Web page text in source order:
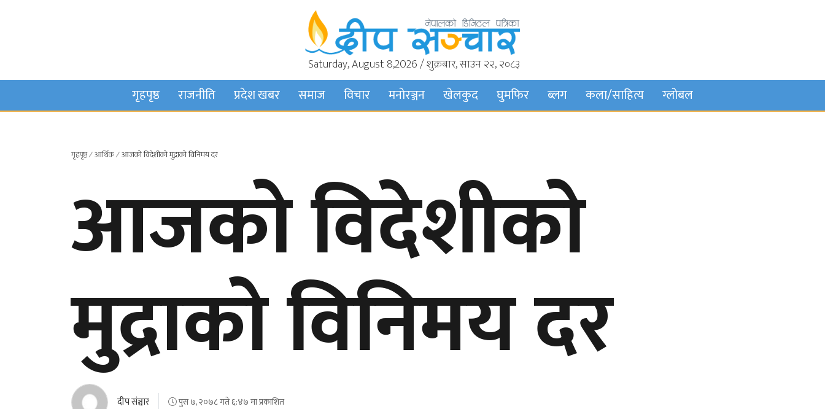
Saturday, August 8,2026 / शुक्रबार, साउन २२, २०८३
गृहपृष्ठ राजनीति प्रदेश खबर समाज विचार मनाेरञ्जन खेलकुद घुमफिर ब्लग कला/साहित्य ग्लोबल
गृहपृष्ठ∕आर्थिक∕आजको विदेशीको मुद्राको विनिमय दर
आजको विदेशीको
मुद्राको विनिमय दर
दीप संञ्चार पुस ७, २०७८ गते ६:४७ मा प्रकाशित